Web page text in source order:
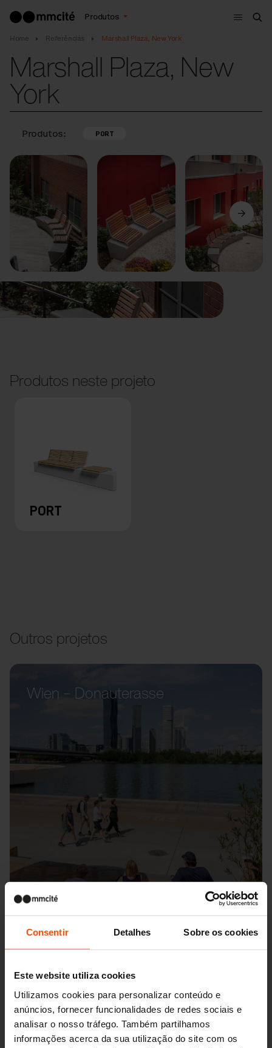
Consentir Detalhes Sobre os cookies
Este website utiliza cookies
Utilizamos cookies para personalizar conteúdo e
anúncios, fornecer funcionalidades de redes sociais e
analisar o nosso tráfego. Também partilhamos
informações acerca da sua utilização do site com os
Produtos
Menu
Home Referências Marshall Plaza, New York
Marshall Plaza, New
York
Produtos: PORT
Anterior Seguinte
Produtos neste projeto
PORT
Outros projetos
Wien – Donauterasse
Seattle – Popup park